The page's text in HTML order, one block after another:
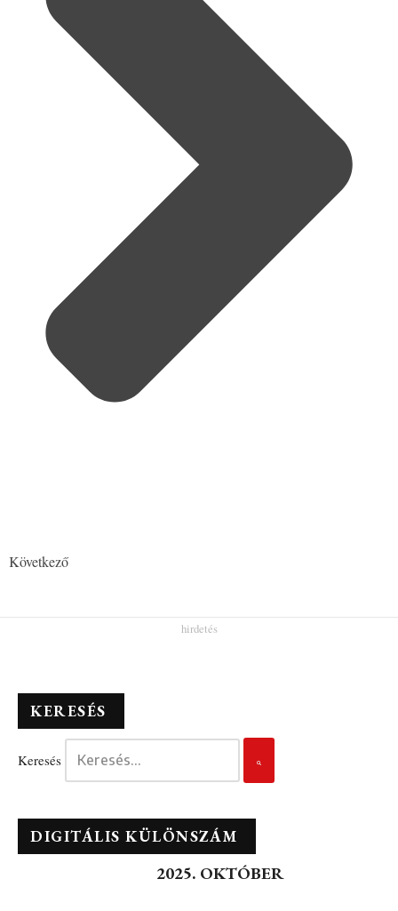
Következő
KERESÉS
Keresés
DIGITÁLIS KÜLÖNSZÁM
2025. OKTÓBER